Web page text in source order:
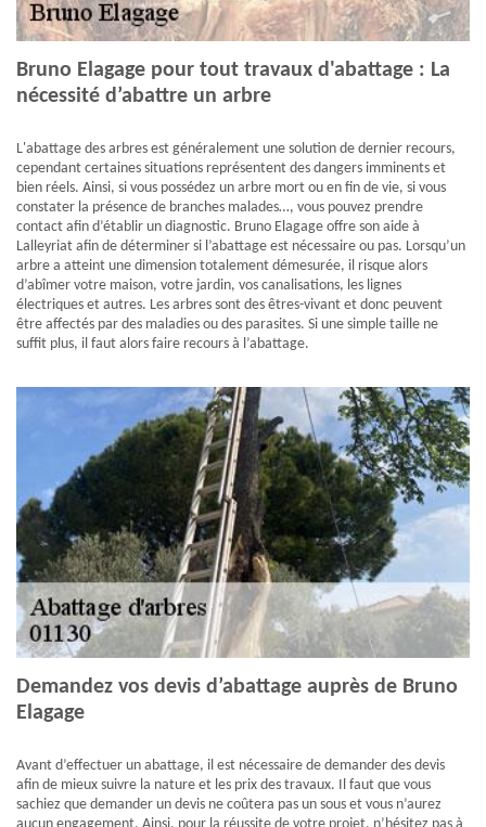
Bruno Elagage pour tout travaux d'abattage : La
nécessité d’abattre un arbre
L'abattage des arbres est généralement une solution de dernier recours,
cependant certaines situations représentent des dangers imminents et
bien réels. Ainsi, si vous possédez un arbre mort ou en fin de vie, si vous
constater la présence de branches malades…, vous pouvez prendre
contact afin d’établir un diagnostic. Bruno Elagage offre son aide à
Lalleyriat afin de déterminer si l’abattage est nécessaire ou pas. Lorsqu’un
arbre a atteint une dimension totalement démesurée, il risque alors
d’abîmer votre maison, votre jardin, vos canalisations, les lignes
électriques et autres. Les arbres sont des êtres-vivant et donc peuvent
être affectés par des maladies ou des parasites. Si une simple taille ne
suffit plus, il faut alors faire recours à l’abattage.
Demandez vos devis d’abattage auprès de Bruno
Elagage
Avant d’effectuer un abattage, il est nécessaire de demander des devis
afin de mieux suivre la nature et les prix des travaux. Il faut que vous
sachiez que demander un devis ne coûtera pas un sous et vous n’aurez